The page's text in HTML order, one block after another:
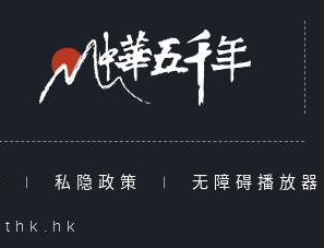
| 私隐政策 | 无障碍播放器